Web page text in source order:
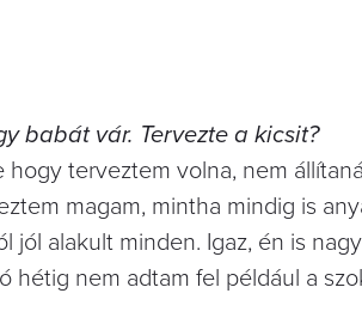
babát vár. Tervezte a kicsit?
terveztem volna, nem
magam, mintha mindig is
jól alakult minden. Igaz, én is
hétig nem adtam fel például a